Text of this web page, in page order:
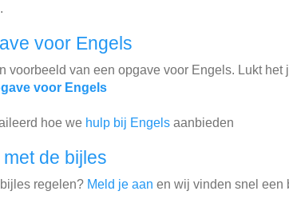
voor Engels
voorbeeld van een opgave voor Engels. Lukt
voor Engels
hoe we hulp bij Engels aanbieden
de bijles
regelen? Meld je aan en wij vinden snel een